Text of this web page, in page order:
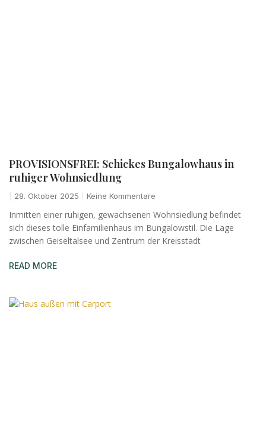
PROVISIONSFREI: Schickes Bungalowhaus in
ruhiger Wohnsiedlung
28. Oktober 2025 Keine Kommentare
Inmitten einer ruhigen, gewachsenen Wohnsiedlung befindet
sich dieses tolle Einfamilienhaus im Bungalowstil. Die Lage
zwischen Geiseltalsee und Zentrum der Kreisstadt
READ MORE